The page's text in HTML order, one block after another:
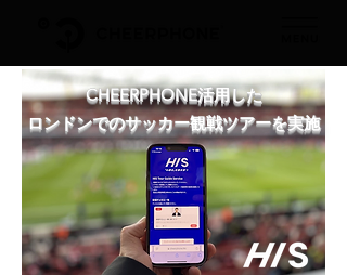
CHEERPHONE活用した
ロンドンでのサッカー観戦ツアーを実施